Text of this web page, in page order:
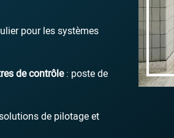
pour les systèmes
de contrôle: poste de
de pilotage et